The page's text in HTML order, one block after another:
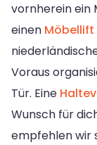
vornherein ein
einen Möbellift
Voraus
Tür. Eine
Wunsch für
empfehlen wir